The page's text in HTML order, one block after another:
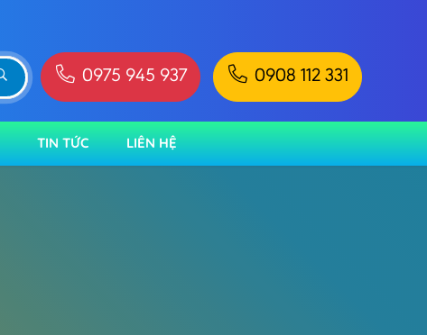
0975 945 937 0908 112 331
TIN TỨC LIÊN HỆ